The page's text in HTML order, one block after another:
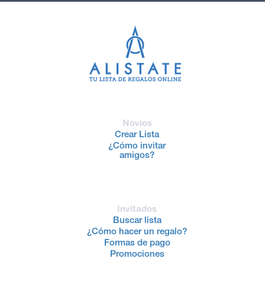
Novios
Crear Lista
¿Cómo invitar
amigos?
Invitados
Buscar lista
¿Cómo hacer un regalo?
Formas de pago
Promociones